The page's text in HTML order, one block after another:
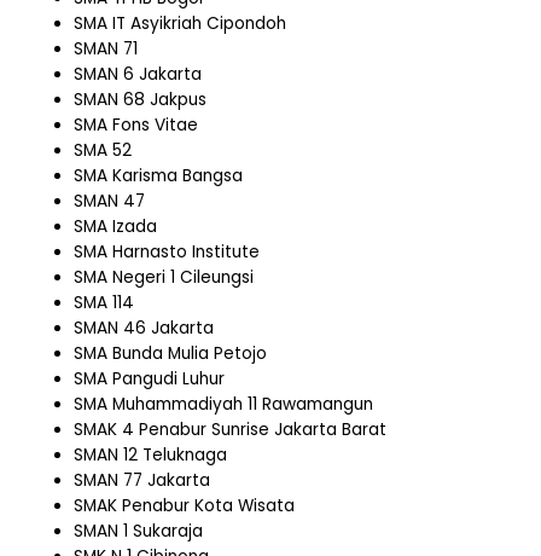
SMA IT Asyikriah Cipondoh
SMAN 71
SMAN 6 Jakarta
SMAN 68 Jakpus
SMA Fons Vitae
SMA 52
SMA Karisma Bangsa
SMAN 47
SMA Izada
SMA Harnasto Institute
SMA Negeri 1 Cileungsi
SMA 114
SMAN 46 Jakarta
SMA Bunda Mulia Petojo
SMA Pangudi Luhur
SMA Muhammadiyah 11 Rawamangun
SMAK 4 Penabur Sunrise Jakarta Barat
SMAN 12 Teluknaga
SMAN 77 Jakarta
SMAK Penabur Kota Wisata
SMAN 1 Sukaraja